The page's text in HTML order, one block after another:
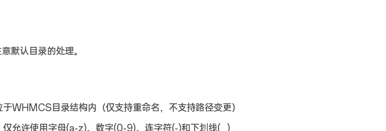
默认目录的处理。
WHMCS目录结构内（仅支持重命名，不支持路径变更）
仅允许使用字母(a-z)、数字(0-9)、连字符(-)和下划线(_)